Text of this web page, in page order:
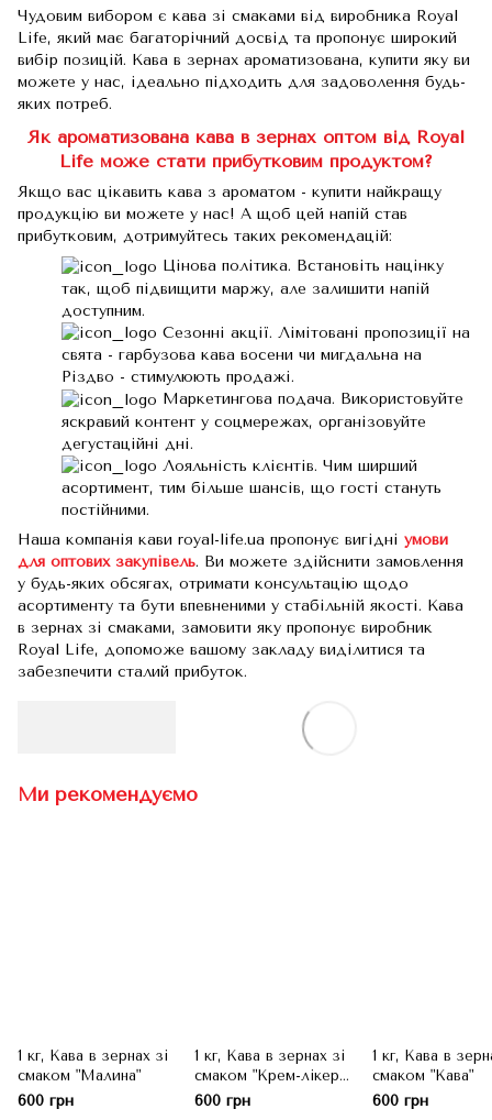
Чудовим вибором є кава зі смаками від виробника Royal
Life, який має багаторічний досвід та пропонує широкий
вибір позицій. Кава в зернах ароматизована, купити яку ви
можете у нас, ідеально підходить для задоволення будь-
яких потреб.
Як ароматизована кава в зернах оптом від Royal
Life може стати прибутковим продуктом?
Якщо вас цікавить кава з ароматом - купити найкращу
продукцію ви можете у нас! А щоб цей напій став
прибутковим, дотримуйтесь таких рекомендацій:
Цінова політика. Встановіть націнку
так, щоб підвищити маржу, але залишити напій
доступним.
Сезонні акції. Лімітовані пропозиції на
свята - гарбузова кава восени чи мигдальна на
Різдво - стимулюють продажі.
Маркетингова подача. Використовуйте
яскравий контент у соцмережах, організовуйте
дегустаційні дні.
Лояльність клієнтів. Чим ширший
асортимент, тим більше шансів, що гості стануть
постійними.
Наша компанія кави royal-life.ua пропонує вигідні умови
для оптових закупівель. Ви можете здійснити замовлення
у будь-яких обсягах, отримати консультацію щодо
асортименту та бути впевненими у стабільній якості. Кава
в зернах зі смаками, замовити яку пропонує виробник
Royal Life, допоможе вашому закладу виділитися та
забезпечити сталий прибуток.
Ми рекомендуємо
1 кг, Кава в зернах зі
смаком "Малина"
600 грн
1 кг, Кава в зернах зі
смаком "Крем-лікер
бейліс"
600 грн
1 кг, Кава в
смаком "Кава"
600 грн